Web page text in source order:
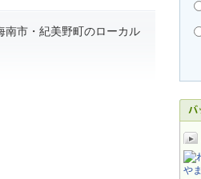
市・紀美野町のローカル